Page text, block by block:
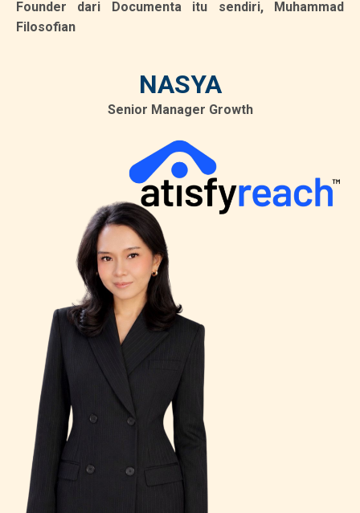
Founder dari Documenta itu sendiri, Muhammad
Filosofian
NASYA
Senior Manager Growth